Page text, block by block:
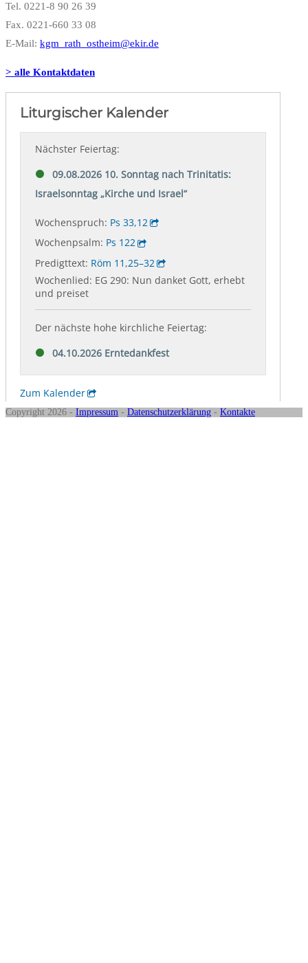
Tel. 0221-8 90 26 39
Fax. 0221-660 33 08
E-Mail: kgm_rath_ostheim@ekir.de
> alle Kontaktdaten
Copyright 2026 - Impressum - Datenschutzerklärung - Kontakte